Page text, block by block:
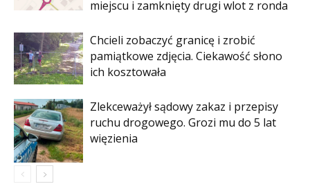
miejscu i zamknięty drugi wlot z ronda
Chcieli zobaczyć granicę i zrobić
pamiątkowe zdjęcia. Ciekawość słono
ich kosztowała
Zlekceważył sądowy zakaz i przepisy
ruchu drogowego. Grozi mu do 5 lat
więzienia